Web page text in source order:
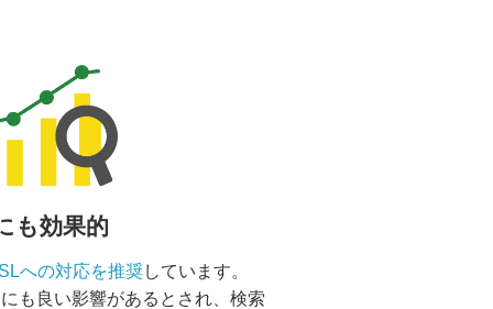
も効果的
への対応を推奨しています。
も良い影響があるとされ、検索